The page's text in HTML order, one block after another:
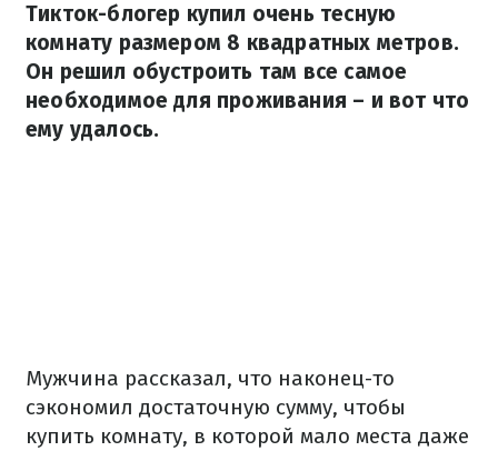
Тикток-блогер купил очень тесную
комнату размером 8 квадратных метров.
Он решил обустроить там все самое
необходимое для проживания – и вот что
ему удалось.
Мужчина рассказал, что наконец-то
сэкономил достаточную сумму, чтобы
купить комнату, в которой мало места даже